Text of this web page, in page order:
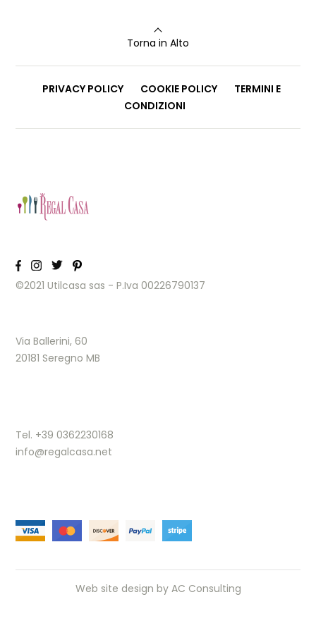
Torna in Alto
PRIVACY POLICY COOKIE POLICY
TERMINI E
CONDIZIONI
©2021 Utilcasa sas - P.Iva 00226790137
Via Ballerini, 60
20181 Seregno MB
Tel. +39 0362230168
info@regalcasa.net
Web site design by AC Consulting